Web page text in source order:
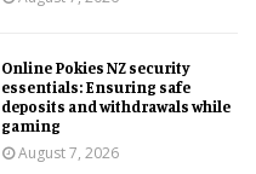
Online Pokies NZ security
essentials: Ensuring safe
deposits and withdrawals while
gaming
August 7, 2026